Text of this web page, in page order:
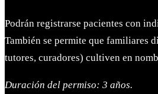
Podrán registrarse pacientes con
También se permite que familiares
tutores, curadores) cultiven en
Duración del permiso: 3 años.